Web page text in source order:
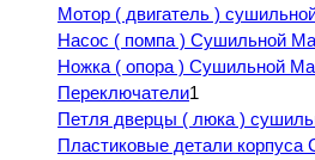
Мотор ( двигатель )
Насос ( помпа ) Сушильной
Ножка ( опора ) Сушильной
Переключатели1
Петля дверцы ( люка )
Пластиковые детали